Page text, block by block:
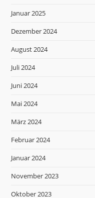
Januar 2025
Dezember 2024
August 2024
Juli 2024
Juni 2024
Mai 2024
März 2024
Februar 2024
Januar 2024
November 2023
Oktober 2023